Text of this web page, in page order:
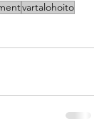
vartalohoito